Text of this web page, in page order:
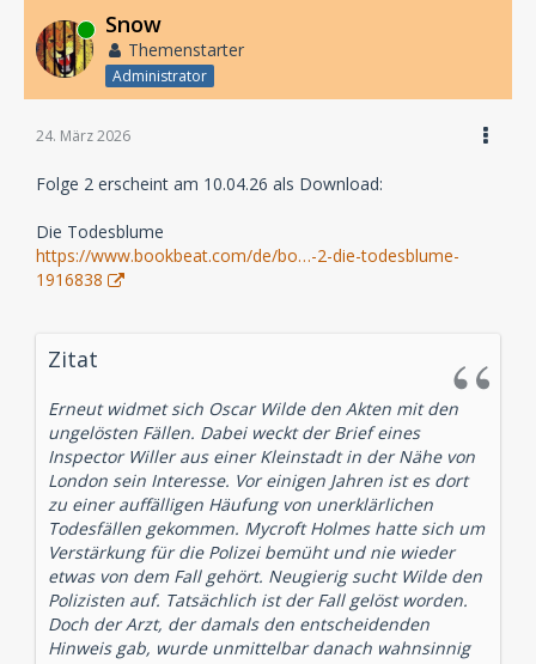
Online Snow
Themenstarter
Administrator
24. März 2026
Folge 2 erscheint am 10.04.26 als Download:
Die Todesblume
https://www.bookbeat.com/de/bo…-2-die-todesblume-
1916838
Zitat
Erneut widmet sich Oscar Wilde den Akten mit den
ungelösten Fällen. Dabei weckt der Brief eines
Inspector Willer aus einer Kleinstadt in der Nähe von
London sein Interesse. Vor einigen Jahren ist es dort
zu einer auffälligen Häufung von unerklärlichen
Todesfällen gekommen. Mycroft Holmes hatte sich um
Verstärkung für die Polizei bemüht und nie wieder
etwas von dem Fall gehört. Neugierig sucht Wilde den
Polizisten auf. Tatsächlich ist der Fall gelöst worden.
Doch der Arzt, der damals den entscheidenden
Hinweis gab, wurde unmittelbar danach wahnsinnig